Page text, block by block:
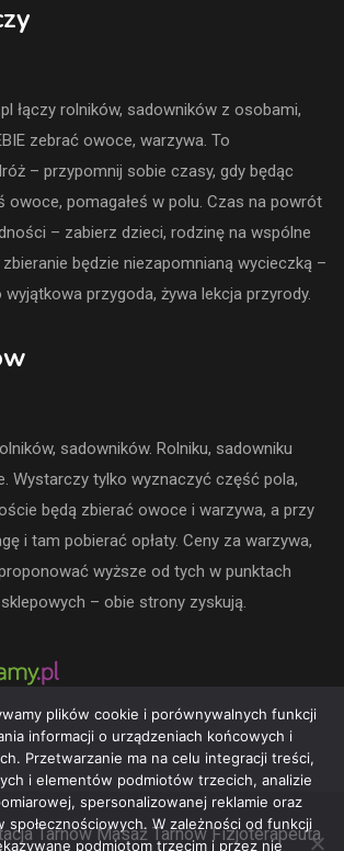
łączy rolników, sadowników z osobami,
zebrać owoce, warzywa. To
– przypomnij sobie czasy, gdy będąc
owoce, pomagałeś w polu. Czas na powrót
– zabierz dzieci, rodzinę na wspólne
będzie niezapomnianą wycieczką –
przygoda, żywa lekcja przyrody.
sadowników. Rolniku, sadowniku
Wystarczy tylko wyznaczyć część pola,
będą zbierać owoce i warzywa, a przy
i tam pobierać opłaty. Ceny za warzywa,
wyższe od tych w punktach
– obie strony zyskują.
Tarnów Masaż Tarnów Fizjoterapeuta
plików cookie i porównywalnych funkcji
informacji o urządzeniach końcowych i
Przetwarzanie ma na celu integracji treści,
i elementów podmiotów trzecich, analizie
spersonalizowanej reklamie oraz
społecznościowych. W zależności od funkcji
podmiotom trzecim i przez nie